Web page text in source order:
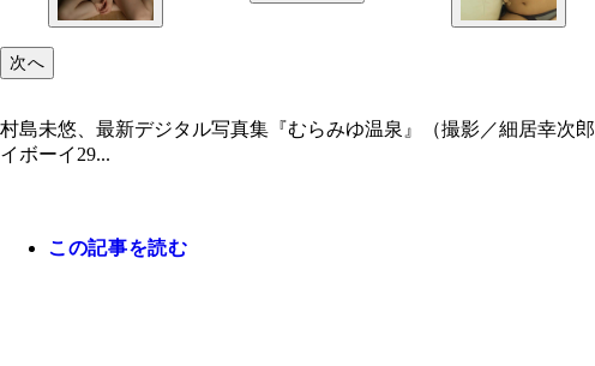
次へ
村島未悠、最新デジタル写真集『むらみゆ温泉』（撮影／細居幸次
イボーイ29...
この記事を読む